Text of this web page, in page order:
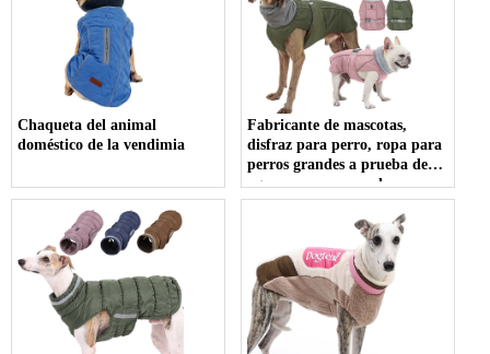
Chaqueta del animal
doméstico de la vendimia
Fabricante de mascotas,
disfraz para perro, ropa para
perros grandes a prueba de
agua, ropa para cachorros